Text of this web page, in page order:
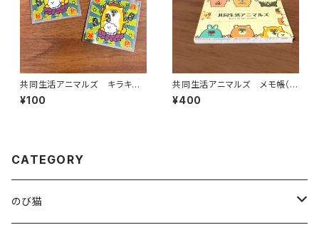
共同生活アニマルズ キラキラ
ステッカー（新沼）
¥100
共同生活アニマルズ メモ帳（ク
ラフト）
¥400
CATEGORY
のび猫